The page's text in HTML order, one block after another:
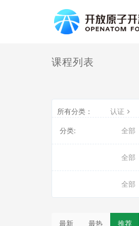
课程列表
所有分类： 认证
分类: 全部
全部
全部
最新 最热 推荐